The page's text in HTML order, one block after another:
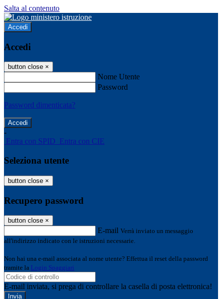
Salta al contenuto
Accedi
Accedi
button close ×
Nome Utente
Password
Password dimenticata?
-
Entra con SPID Entra con CIE
Seleziona utente
button close ×
Recupero password
button close ×
E-mail Verrà inviato un messaggio
all'indirizzo indicato con le istruzioni necessarie.
Non hai una e-mail associata al nome utente? Effettua il reset della password
tramite la Login Spaggiari
E-mail inviata, si prega di controllare la casella di posta elettronica!